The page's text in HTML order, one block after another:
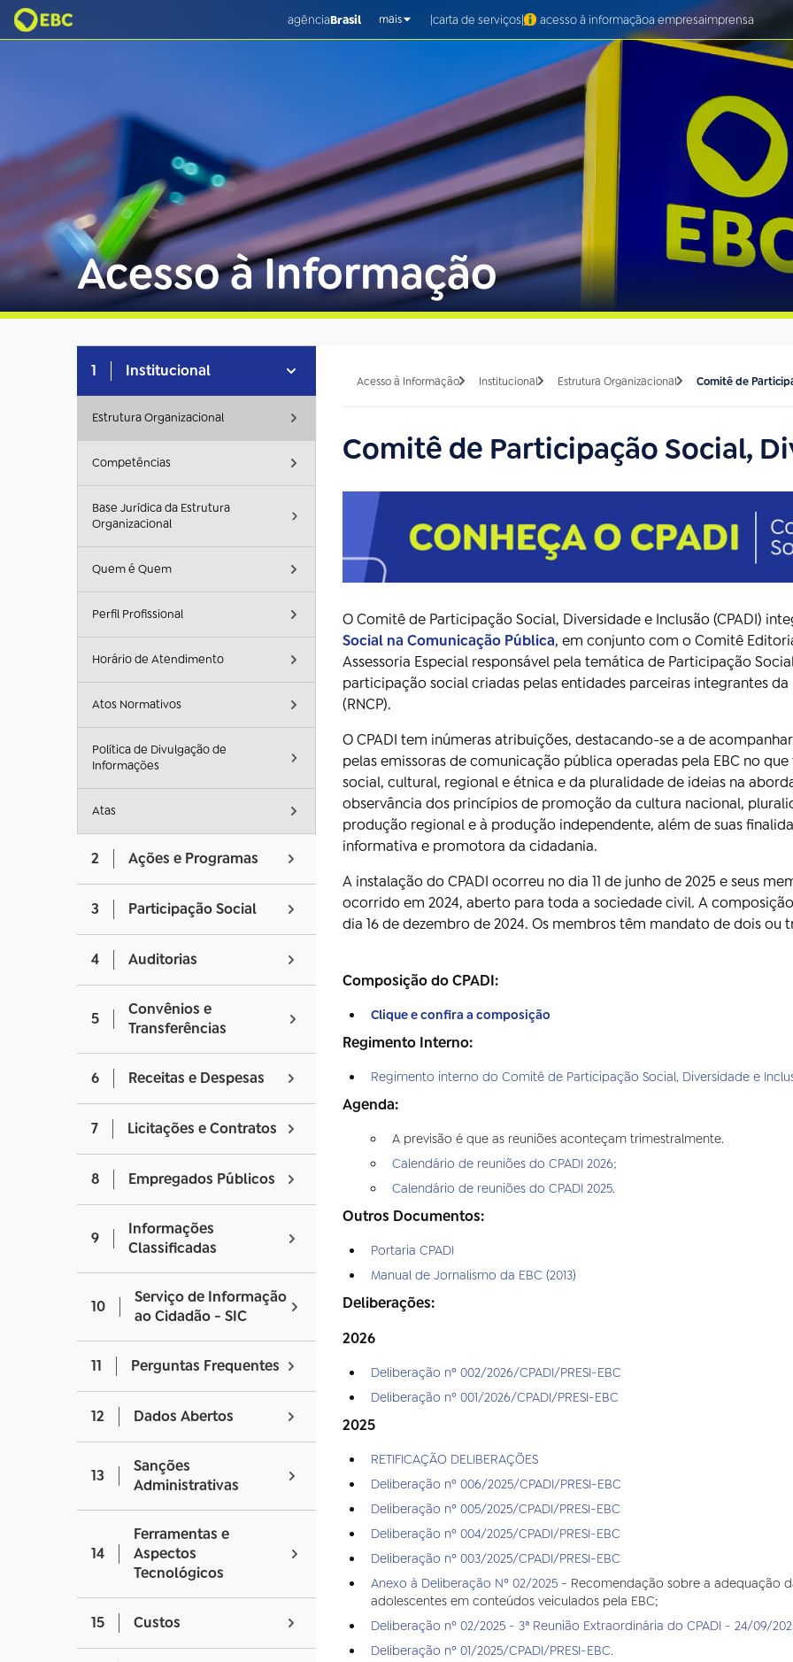
agênciaBrasil mais |carta de serviços| acesso à informaçãoa empresaimprensa
Acesso à Informação
1 Institucional
Estrutura Organizacional
Competências
Base Jurídica da Estrutura
Organizacional
Quem é Quem
Perfil Profissional
Horário de Atendimento
Atos Normativos
Política de Divulgação de
Informações
Atas
2 Ações e Programas
3 Participação Social
4 Auditorias
5
Convênios e
Transferências
6 Receitas e Despesas
7 Licitações e Contratos
8 Empregados Públicos
9
Informações
Classificadas
10
Serviço de Informação
ao Cidadão - SIC
11 Perguntas Frequentes
12 Dados Abertos
13
Sanções
Administrativas
14
Ferramentas e
Aspectos
Tecnológicos
15 Custos
Acesso à Informação Institucional Estrutura Organizacional Comitê de
Comitê de Participação Social,
O Comitê de Participação Social, Diversidade e Inclusão (CPADI)
Social na Comunicação Pública, em conjunto com o Comitê
Assessoria Especial responsável pela temática de Participação
participação social criadas pelas entidades parceiras integrantes
(RNCP).
O CPADI tem inúmeras atribuições, destacando-se a de
pelas emissoras de comunicação pública operadas pela EBC no
social, cultural, regional e étnica e da pluralidade de ideias na
observância dos princípios de promoção da cultura nacional,
produção regional e à produção independente, além de suas
informativa e promotora da cidadania.
A instalação do CPADI ocorreu no dia 11 de junho de 2025 e seus
ocorrido em 2024, aberto para toda a sociedade civil. A
dia 16 de dezembro de 2024. Os membros têm mandato de dois ou
Composição do CPADI:
Clique e confira a composição
Regimento Interno:
Regimento interno do Comitê de Participação Social, Diversidade e
Agenda:
A previsão é que as reuniões aconteçam trimestralmente.
Calendário de reuniões do CPADI 2026;
Calendário de reuniões do CPADI 2025.
Outros Documentos:
Portaria CPADI
Manual de Jornalismo da EBC (2013)
Deliberações:
2026
Deliberação nº 002/2026/CPADI/PRESI-EBC
Deliberação nº 001/2026/CPADI/PRESI-EBC
2025
RETIFICAÇÃO DELIBERAÇÕES
Deliberação nº 006/2025/CPADI/PRESI-EBC
Deliberação nº 005/2025/CPADI/PRESI-EBC
Deliberação nº 004/2025/CPADI/PRESI-EBC
Deliberação nº 003/2025/CPADI/PRESI-EBC
Anexo à Deliberação Nº 02/2025 - Recomendação sobre a adequação
adolescentes em conteúdos veiculados pela EBC;
Deliberação nº 02/2025 - 3ª Reunião Extraordinária do CPADI - 24/09/
Deliberação nº 01/2025/CPADI/PRESI-EBC.